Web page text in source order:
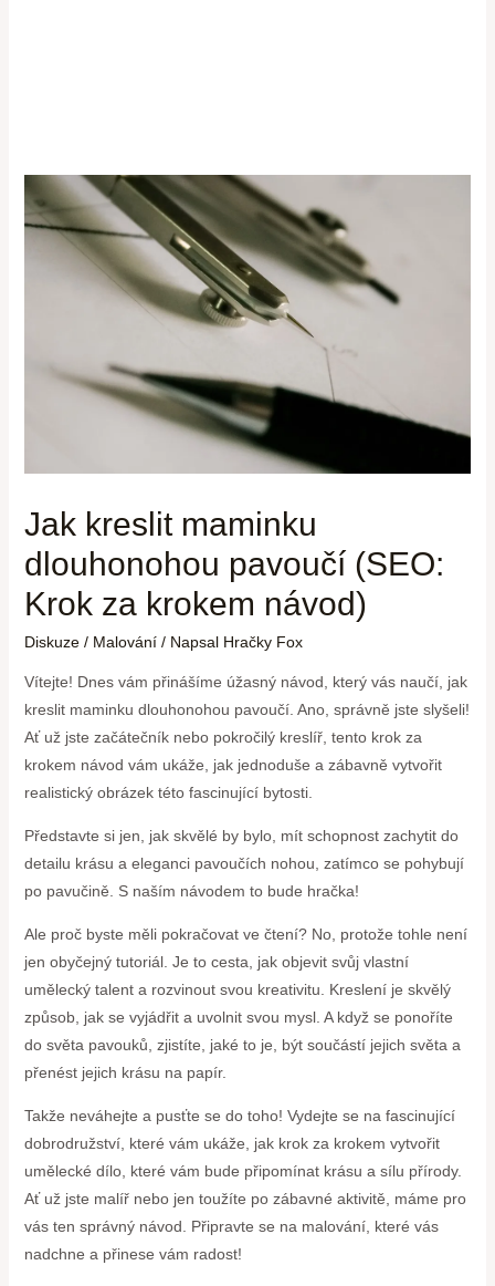
Jak kreslit maminku
dlouhonohou pavoučí (SEO:
Krok za krokem návod)
Diskuze / Malování/ Napsal Hračky Fox
Vítejte! Dnes vám přinášíme úžasný návod, který vás naučí, jak
kreslit maminku dlouhonohou pavoučí. Ano, správně jste slyšeli!
Ať už jste začátečník nebo pokročilý kreslíř, tento krok za
krokem návod vám ukáže, jak jednoduše a zábavně vytvořit
realistický obrázek této fascinující bytosti.
Představte si jen, jak skvělé by bylo, mít schopnost zachytit do
detailu krásu a eleganci pavoučích nohou, zatímco se pohybují
po pavučině. S naším návodem to bude hračka!
Ale proč byste měli pokračovat ve čtení? No, protože tohle není
jen obyčejný tutoriál. Je to cesta, jak objevit svůj vlastní
umělecký talent a rozvinout svou kreativitu. Kreslení je skvělý
způsob, jak se vyjádřit a uvolnit svou mysl. A když se ponoříte
do světa pavouků, zjistíte, jaké to je, být součástí jejich světa a
přenést jejich krásu na papír.
Takže neváhejte a pusťte se do toho! Vydejte se na fascinující
dobrodružství, které vám ukáže, jak krok za krokem vytvořit
umělecké dílo, které vám bude připomínat krásu a sílu přírody.
Ať už jste malíř nebo jen toužíte po zábavné aktivitě, máme pro
vás ten správný návod. Připravte se na malování, které vás
nadchne a přinese vám radost!